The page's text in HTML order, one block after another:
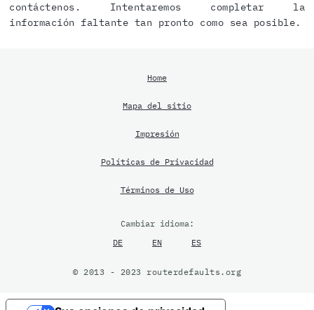
contáctenos. Intentaremos completar la
información faltante tan pronto como sea posible.
Home
Mapa del sitio
Impresión
Políticas de Privacidad
Términos de Uso
Cambiar idioma:
DE
EN ES
© 2013 - 2023 routerdefaults.org